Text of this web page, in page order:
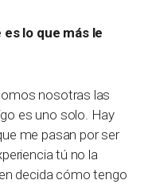
lo que más le
nosotras las
es uno solo. Hay
me pasan por ser
tú no la
decida cómo tengo